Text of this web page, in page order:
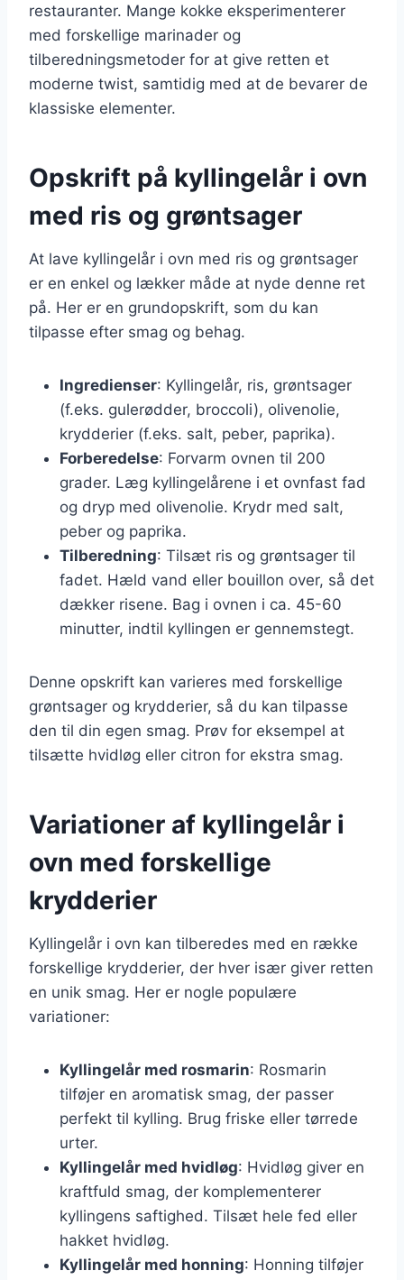
restauranter. Mange kokke eksperimenterer
med forskellige marinader og
tilberedningsmetoder for at give retten et
moderne twist, samtidig med at de bevarer de
klassiske elementer.
Opskrift på kyllingelår i ovn
med ris og grøntsager
At lave kyllingelår i ovn med ris og grøntsager
er en enkel og lækker måde at nyde denne ret
på. Her er en grundopskrift, som du kan
tilpasse efter smag og behag.
Ingredienser: Kyllingelår, ris, grøntsager
(f.eks. gulerødder, broccoli), olivenolie,
krydderier (f.eks. salt, peber, paprika).
Forberedelse: Forvarm ovnen til 200
grader. Læg kyllingelårene i et ovnfast fad
og dryp med olivenolie. Krydr med salt,
peber og paprika.
Tilberedning: Tilsæt ris og grøntsager til
fadet. Hæld vand eller bouillon over, så det
dækker risene. Bag i ovnen i ca. 45-60
minutter, indtil kyllingen er gennemstegt.
Denne opskrift kan varieres med forskellige
grøntsager og krydderier, så du kan tilpasse
den til din egen smag. Prøv for eksempel at
tilsætte hvidløg eller citron for ekstra smag.
Variationer af kyllingelår i
ovn med forskellige
krydderier
Kyllingelår i ovn kan tilberedes med en række
forskellige krydderier, der hver især giver retten
en unik smag. Her er nogle populære
variationer:
Kyllingelår med rosmarin: Rosmarin
tilføjer en aromatisk smag, der passer
perfekt til kylling. Brug friske eller tørrede
urter.
Kyllingelår med hvidløg: Hvidløg giver en
kraftfuld smag, der komplementerer
kyllingens saftighed. Tilsæt hele fed eller
hakket hvidløg.
Kyllingelår med honning: Honning tilføjer